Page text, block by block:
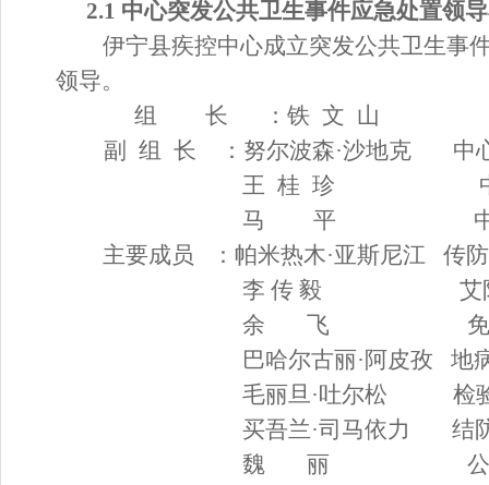
2.1 中心突发公共卫生事件应急处置领
伊宁县疾控中心成立突发公共卫生事
领导。
组
长 ：铁 文 山
副
组 长 ： 努尔波森·沙地克 中
王 桂 珍
马
平
主要成员
：帕米热木·亚斯尼江 传
李 传 毅
艾
余
飞
巴哈尔古丽·阿皮孜 地
毛丽旦·吐尔松 检验
买吾兰·司马依力 结
魏
丽